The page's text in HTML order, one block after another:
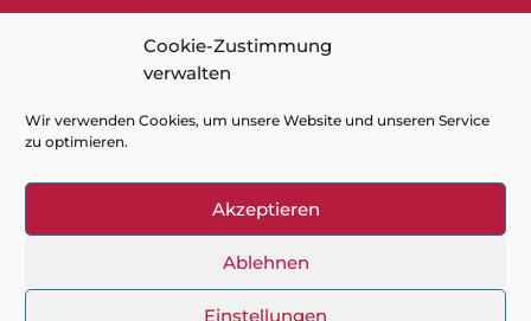
Cookie-Zustimmung
verwalten
Wir verwenden Cookies, um unsere Website und unseren Service
zu optimieren.
Akzeptieren
Ablehnen
Einstellungen
Datenschutz
Cookie-Richtlinie (EU)